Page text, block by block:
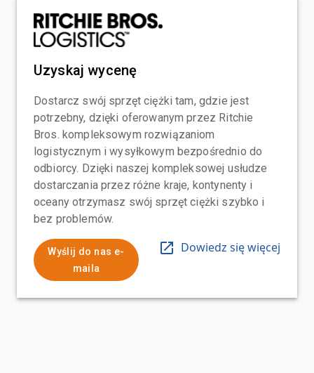
Uzyskaj wycenę
Dostarcz swój sprzęt ciężki tam, gdzie jest
potrzebny, dzięki oferowanym przez Ritchie
Bros. kompleksowym rozwiązaniom
logistycznym i wysyłkowym bezpośrednio do
odbiorcy. Dzięki naszej kompleksowej usłudze
dostarczania przez różne kraje, kontynenty i
oceany otrzymasz swój sprzęt ciężki szybko i
bez problemów.
Wyślij do nas e-
maila
Dowiedz się więcej